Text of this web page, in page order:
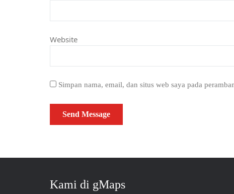
Website
Simpan nama, email, dan situs web saya pada
Kami di gMaps